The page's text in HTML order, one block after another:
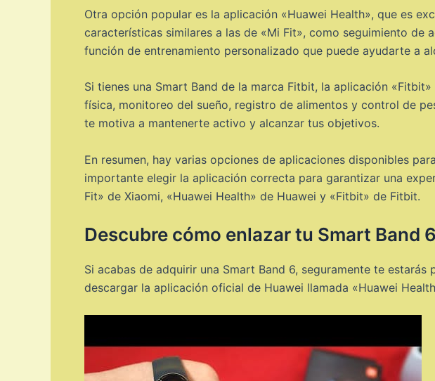
Otra opción popular es la aplicación «Huawei Health», que es
características similares a las de «Mi Fit», como seguimiento
función de entrenamiento personalizado que puede ayudarte a
Si tienes una Smart Band de la marca Fitbit, la aplicación
física, monitoreo del sueño, registro de alimentos y control de
te motiva a mantenerte activo y alcanzar tus objetivos.
En resumen, hay varias opciones de aplicaciones disponibles
importante elegir la aplicación correcta para garantizar una
Fit» de Xiaomi, «Huawei Health» de Huawei y «Fitbit» de Fitbit.
Descubre cómo enlazar tu Smart Band
Si acabas de adquirir una Smart Band 6, seguramente te
descargar la aplicación oficial de Huawei llamada «Huawei